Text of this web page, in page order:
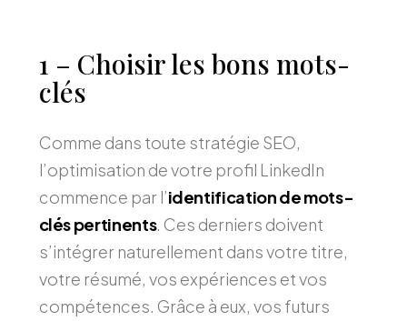
1 – Choisir les bons mots-
clés
Comme dans toute stratégie SEO,
l’optimisation de votre profil LinkedIn
commence par l’identification de mots-
clés pertinents. Ces derniers doivent
s’intégrer naturellement dans votre titre,
votre résumé, vos expériences et vos
compétences. Grâce à eux, vos futurs